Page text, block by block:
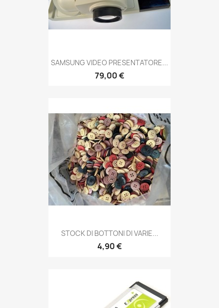
SAMSUNG VIDEO PRESENTATORE...
79,00 €
STOCK DI BOTTONI DI VARIE...
4,90 €